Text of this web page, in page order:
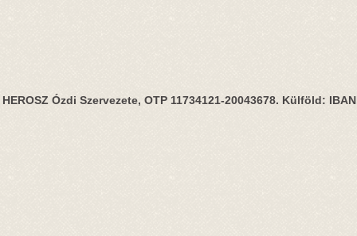
HEROSZ Ózdi Szervezete, OTP 11734121-20043678. Külföld: